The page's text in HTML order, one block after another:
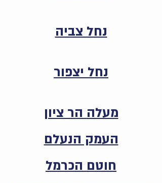
נחל צביה
נחל יצפור
מעלה הר ציון
העמק הנעלם
חוטם הכרמל